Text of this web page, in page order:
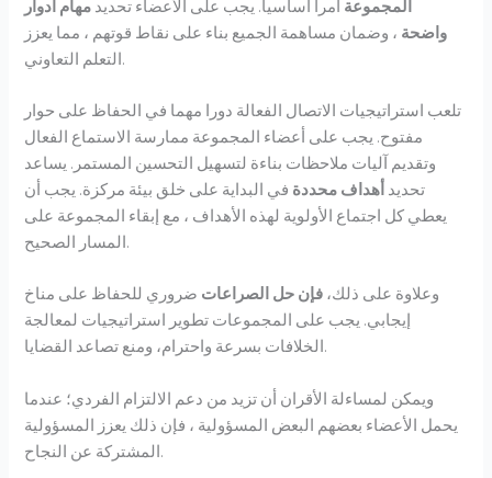
المجموعة أمرا أساسيا. يجب على الأعضاء تحديد مهام أدوار
واضحة ، وضمان مساهمة الجميع بناء على نقاط قوتهم ، مما يعزز
التعلم التعاوني.
تلعب استراتيجيات الاتصال الفعالة دورا مهما في الحفاظ على حوار
مفتوح. يجب على أعضاء المجموعة ممارسة الاستماع الفعال
وتقديم آليات ملاحظات بناءة لتسهيل التحسين المستمر. يساعد
تحديد أهداف محددة في البداية على خلق بيئة مركزة. يجب أن
يعطي كل اجتماع الأولوية لهذه الأهداف ، مع إبقاء المجموعة على
المسار الصحيح.
وعلاوة على ذلك، فإن حل الصراعات ضروري للحفاظ على مناخ
إيجابي. يجب على المجموعات تطوير استراتيجيات لمعالجة
الخلافات بسرعة واحترام، ومنع تصاعد القضايا.
ويمكن لمساءلة الأقران أن تزيد من دعم الالتزام الفردي؛ عندما
يحمل الأعضاء بعضهم البعض المسؤولية ، فإن ذلك يعزز المسؤولية
المشتركة عن النجاح.